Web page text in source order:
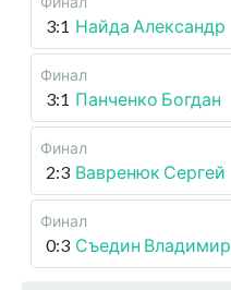
3:1 Найда Александр
Финал
3:1 Панченко Богдан
Финал
2:3 Вавренюк Сергей
Финал
0:3 Съедин Владимир